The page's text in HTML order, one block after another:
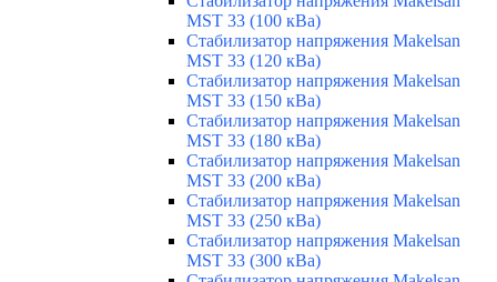
MST 33 (100 кВа)
Стабилизатор напряжения Makelsan
MST 33 (120 кВа)
Стабилизатор напряжения Makelsan
MST 33 (150 кВа)
Стабилизатор напряжения Makelsan
MST 33 (180 кВа)
Стабилизатор напряжения Makelsan
MST 33 (200 кВа)
Стабилизатор напряжения Makelsan
MST 33 (250 кВа)
Стабилизатор напряжения Makelsan
MST 33 (300 кВа)